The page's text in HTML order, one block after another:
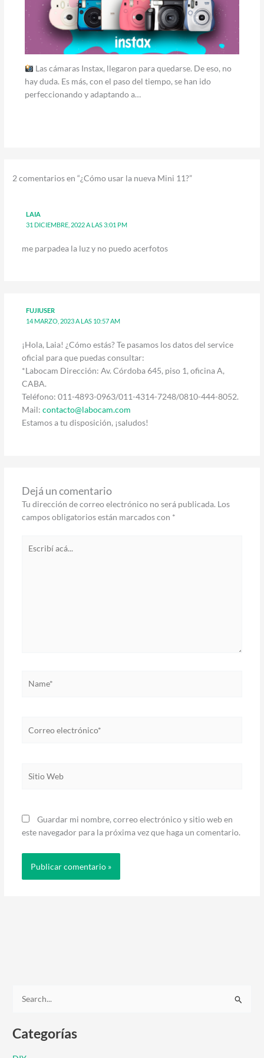
Las cámaras Instax, llegaron para quedarse. De eso, no
hay duda. Es más, con el paso del tiempo, se han ido
perfeccionando y adaptando a…
2 comentarios en “¿Cómo usar la nueva Mini 11?”
LAIA
31 DICIEMBRE, 2022 A LAS 3:01 PM
me parpadea la luz y no puedo acerfotos
FUJIUSER
14 MARZO, 2023 A LAS 10:57 AM
¡Hola, Laia! ¿Cómo estás? Te pasamos los datos del service
oficial para que puedas consultar:
*Labocam Dirección: Av. Córdoba 645, piso 1, oficina A,
CABA.
Teléfono: 011-4893-0963/011-4314-7248/0810-444-8052.
Mail: contacto@labocam.com
Estamos a tu disposición, ¡saludos!
Dejá un comentario
Tu dirección de correo electrónico no será publicada. Los
campos obligatorios están marcados con *
acá...
electrónico*
Web
Guardar mi nombre, correo electrónico y sitio web en
este navegador para la próxima vez que haga un comentario.
s
Categorías